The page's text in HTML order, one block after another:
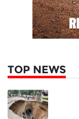
TOP NEWS